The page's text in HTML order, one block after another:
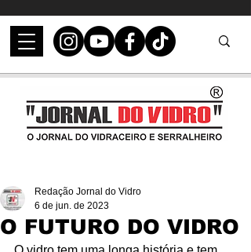
O FUTURO DO VIDRO
Redação Jornal do Vidro
6 de jun. de 2023